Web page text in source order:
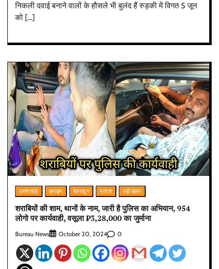
निकली दवाई बनाने वालों के हौसले भी बुलंद हैं रुड़की में विगत 5 जून
को […]
उत्तराखंड क्राइम देहरादून प्रदेश बड़ी खबर
शराबियों की शाम, थानों के नाम, जारी है पुलिस का अभियान, 954
लोगो पर कार्यवाही, वसूला ₹3,28,000 का जुर्माना
Bureau News October 20, 2024 0